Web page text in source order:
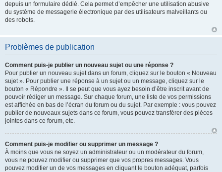
depuis un formulaire dédié. Cela permet d’empêcher une utilisation abusive
du système de messagerie électronique par des utilisateurs malveillants ou
des robots.
Problèmes de publication
Comment puis-je publier un nouveau sujet ou une réponse ?
Pour publier un nouveau sujet dans un forum, cliquez sur le bouton « Nouveau
sujet ». Pour publier une réponse à un sujet ou un message, cliquez sur le
bouton « Répondre ». Il se peut que vous ayez besoin d’être inscrit avant de
pouvoir rédiger un message. Sur chaque forum, une liste de vos permissions
est affichée en bas de l’écran du forum ou du sujet. Par exemple : vous pouvez
publier de nouveaux sujets dans ce forum, vous pouvez transférer des pièces
jointes dans ce forum, etc.
Comment puis-je modifier ou supprimer un message ?
À moins que vous ne soyez un administrateur ou un modérateur du forum,
vous ne pouvez modifier ou supprimer que vos propres messages. Vous
pouvez modifier un de vos messages en cliquant le bouton adéquat, parfois